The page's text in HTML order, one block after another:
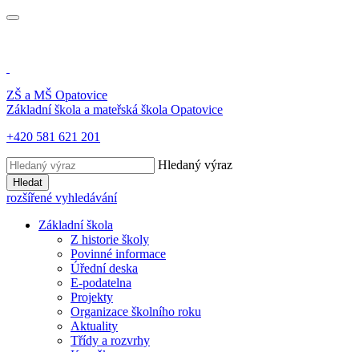
ZŠ a MŠ Opatovice
Základní škola a mateřská škola Opatovice
+420 581 621 201
Hledaný výraz
Hledat
rozšířené vyhledávání
Základní škola
Z historie školy
Povinné informace
Úřední deska
E-podatelna
Projekty
Organizace školního roku
Aktuality
Třídy a rozvrhy